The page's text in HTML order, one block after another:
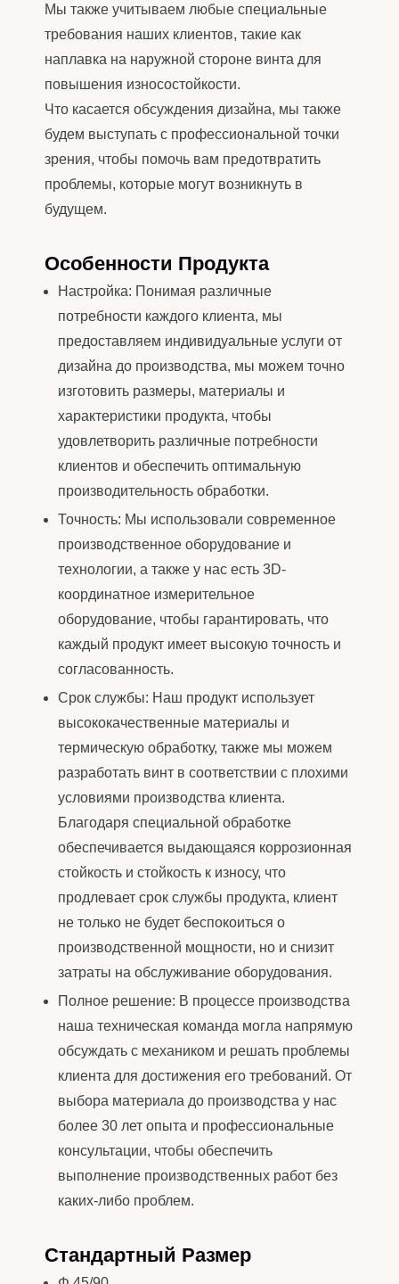
Мы также учитываем любые специальные
требования наших клиентов, такие как
наплавка на наружной стороне винта для
повышения износостойкости.
Что касается обсуждения дизайна, мы также
будем выступать с профессиональной точки
зрения, чтобы помочь вам предотвратить
проблемы, которые могут возникнуть в
будущем.
Особенности Продукта
Настройка: Понимая различные
потребности каждого клиента, мы
предоставляем индивидуальные услуги от
дизайна до производства, мы можем точно
изготовить размеры, материалы и
характеристики продукта, чтобы
удовлетворить различные потребности
клиентов и обеспечить оптимальную
производительность обработки.
Точность: Мы использовали современное
производственное оборудование и
технологии, а также у нас есть 3D-
координатное измерительное
оборудование, чтобы гарантировать, что
каждый продукт имеет высокую точность и
согласованность.
Срок службы: Наш продукт использует
высококачественные материалы и
термическую обработку, также мы можем
разработать винт в соответствии с плохими
условиями производства клиента.
Благодаря специальной обработке
обеспечивается выдающаяся коррозионная
стойкость и стойкость к износу, что
продлевает срок службы продукта, клиент
не только не будет беспокоиться о
производственной мощности, но и снизит
затраты на обслуживание оборудования.
Полное решение: В процессе производства
наша техническая команда могла напрямую
обсуждать с механиком и решать проблемы
клиента для достижения его требований. От
выбора материала до производства у нас
более 30 лет опыта и профессиональные
консультации, чтобы обеспечить
выполнение производственных работ без
каких-либо проблем.
Стандартный Размер